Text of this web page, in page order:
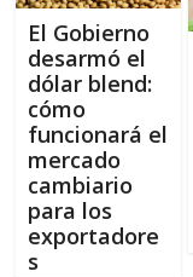
El Gobierno
desarmó el
dólar blend:
cómo
funcionará el
mercado
cambiario
para los
exportadore
s